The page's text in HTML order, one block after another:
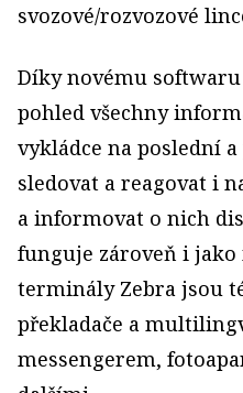
svozové/rozvozové
Díky novému
pohled všechny
vykládce na poslední
sledovat a reagovat i
a informovat o nich
funguje zároveň i
terminály Zebra jsou
překladače a
messengerem,